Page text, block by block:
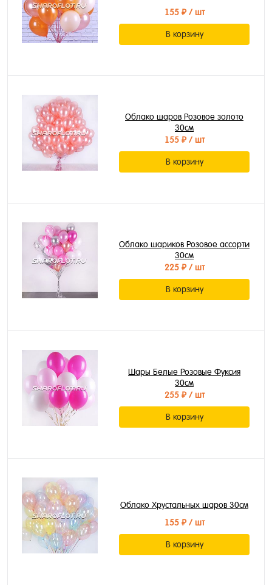
155 ₽/ шт
В корзину
Облако шаров Розовое золото
30см
155 ₽/ шт
В корзину
Облако шариков Розовое ассорти
30см
225 ₽/ шт
В корзину
Шары Белые Розовые Фуксия
30см
255 ₽/ шт
В корзину
Облако Хрустальных шаров 30см
155 ₽/ шт
В корзину